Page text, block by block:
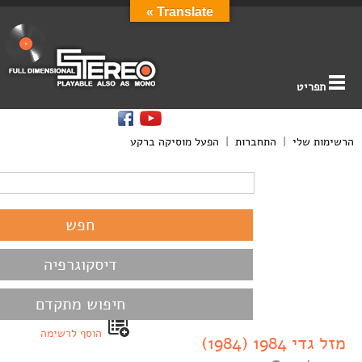
תפריט
הרשימות שלי | התחברות | הפעל מוסיקה ברקע
דיסקוגרפיה
חיפוש מתקדם
הוסף לרשימה
מזל גדי 1984 (1984)
Translate »